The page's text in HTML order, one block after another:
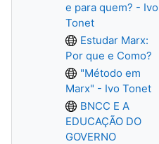
e para quem? - Ivo
Tonet
Estudar Marx:
Por que e Como?
"Método em
Marx" - Ivo Tonet
BNCC E A
EDUCAÇÃO DO
GOVERNO